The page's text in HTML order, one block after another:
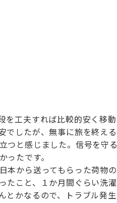
工夫すれば比較的安く移
したが、無事に旅を終え
と感じました。信号を守
たです。
から送ってもらった荷物
こと、１か月間ぐらい洗
かなるので、トラブル発